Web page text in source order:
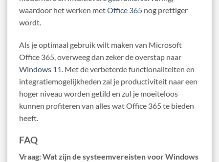
waardoor het werken metOffice 365 nog prettiger
wordt.
Als je optimaal gebruik wilt maken van Microsoft
Office 365, overweeg dan zeker de overstap naar
Windows 11 . Met de verbeterde functionaliteiten en
integratiemogelijkheden zal je productiviteit naar een
hoger niveau worden getild en zul je moeiteloos
kunnen profiteren van alles wat Office 365 te bieden
heeft.
FAQ
Vraag: Wat zijn de systeemvereisten voor Windows